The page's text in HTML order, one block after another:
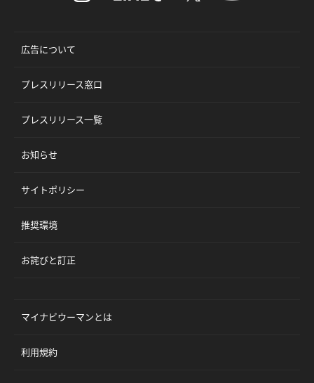
広告について
プレスリリース窓口
プレスリリース一覧
お知らせ
サイトポリシー
推奨環境
お詫びと訂正
マイナビウーマンとは
利用規約